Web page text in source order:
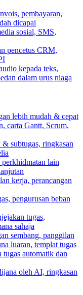
pembayaran,
dicapai
sosial, SMS,
pencetus CRM,
kepada teks,
dalam urus niaga
lebih mudah & cepat
carta Gantt, Scrum,
subtugas, ringkasan
perkhidmatan lain
kerja, perancangan
pengurusan beban
tugas,
sahaja
sembang, panggilan
luaran, templat tugas
tugas automatik dan
oleh AI, ringkasan